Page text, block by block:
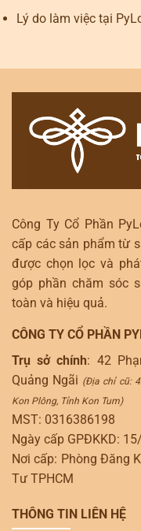
Lý do làm việc tại
Công Ty Cổ Phần
cấp các sản phẩm từ
được chọn lọc và
góp phần chăm sóc
toàn và hiệu quả.
CÔNG TY CỔ PHẦN
Trụ sở chính: 42
Quảng Ngãi (Địa chỉ cũ:
Kon Plông, Tỉnh Kon Tum)
MST: 0316386198
Ngày cấp GPĐKKD:
Nơi cấp: Phòng Đăng
Tư TPHCM
THÔNG TIN LIÊN HỆ